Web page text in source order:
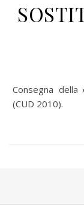
Consegna della certificazione dei redditi dell’anno 2009
(CUD 2010).